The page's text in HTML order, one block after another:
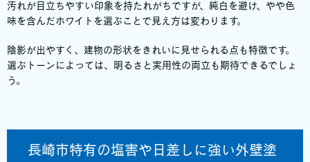
汚れが目立ちやすい印象を持たれがちですが、純白を避け、やや色
味を含んだホワイトを選ぶことで見え方は変わります。
陰影が出やすく、建物の形状をきれいに見せられる点も特徴です。
選ぶトーンによっては、明るさと実用性の両立も期待できるでしょ
う。
長崎市特有の塩害や日差しに強い外壁塗